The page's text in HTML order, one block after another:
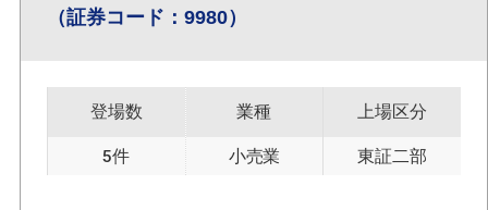
（証券コード：9980）
登場数
5件
業種
小売業
上場区分
東証二部